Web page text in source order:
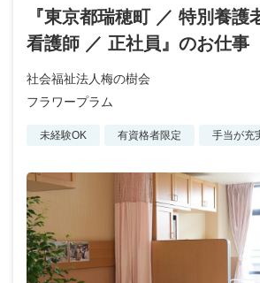
『東京都瑞穂町 ／ 特別養護
看護師 ／ 正社員』のお仕事
社会福祉法人梅の樹会
フラワープラム
未経験OK 有資格者限定 手当が充